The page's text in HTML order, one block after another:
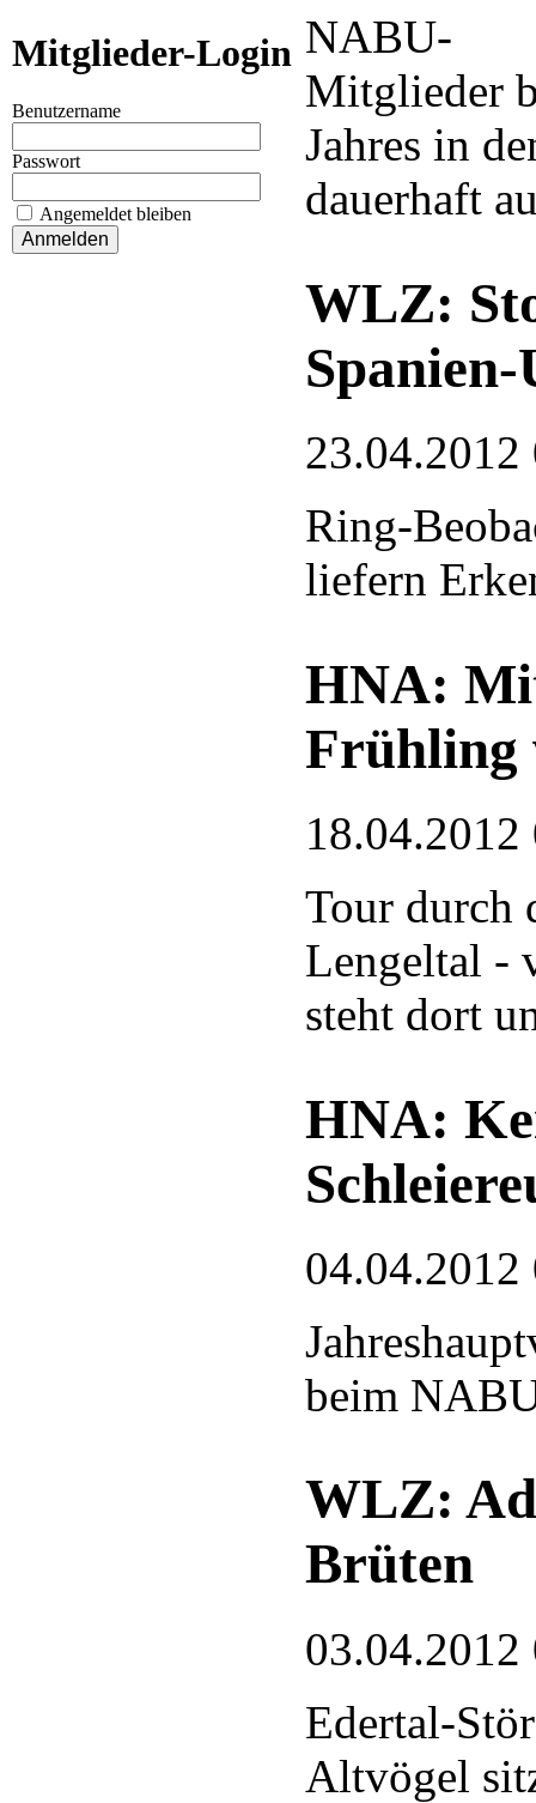
Mitglieder-Login
Benutzername
Passwort
Angemeldet bleiben
NABU-
Mitglieder
Jahres in
dauerhaft
WLZ:
23.04.2012
Ring-
liefern
HNA:
Frühling
18.04.2012
Tour durch
Lengeltal -
steht dort
HNA:
04.04.2012
beim
WLZ:
Brüten
03.04.2012
Edertal-
Altvögel